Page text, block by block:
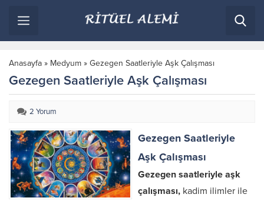
Anasayfa » Medyum » Gezegen Saatleriyle Aşk Çalışması
Gezegen Saatleriyle Aşk Çalışması
2 Yorum
Gezegen Saatleriyle
Aşk Çalışması
Gezegen saatleriyle aşk
çalışması, kadim ilimler ile